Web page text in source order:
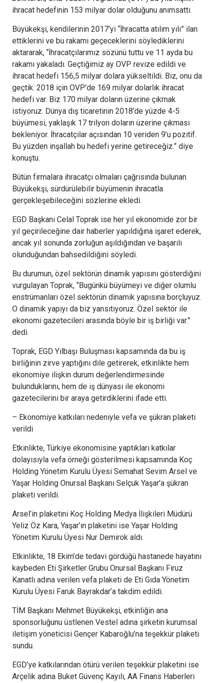
ihracat hedefinin 153 milyar dolar olduğunu anımsattı.
Büyükekşi, kendilerinin 2017’yi “İhracatta atılım yılı” ilan
ettiklerini ve bu rakamı geçeceklerini söylediklerini
aktararak, “İhracatçılarımız sözünü tuttu ve 11 ayda bu
rakamı yakaladı. Geçtiğimiz ay OVP revize edildi ve
ihracat hedefi 156,5 milyar dolara yükseltildi. Biz, onu da
geçtik. 2018 için OVP’de 169 milyar dolarlık ihracat
hedefi var. Biz 170 milyar doların üzerine çıkmak
istiyoruz. Dünya dış ticaretinin 2018’de yüzde 4-5
büyümesi, yaklaşık 17 trilyon doların üzerine çıkması
bekleniyor. İhracatçılar açısından 10 veriden 9’u pozitif.
Bu yüzden inşallah bu hedefi yerine getireceğiz.” diye
konuştu.
Bütün firmalara ihracatçı olmaları çağrısında bulunan
Büyükekşi, sürdürülebilir büyümenin ihracatla
gerçekleşebileceğini sözlerine ekledi.
EGD Başkanı Celal Toprak ise her yıl ekonomide zor bir
yıl geçirileceğine dair haberler yapıldığına işaret ederek,
ancak yıl sonunda zorluğun aşıldığından ve başarılı
olunduğundan bahsedildiğini söyledi.
Bu durumun, özel sektörün dinamik yapısını gösterdiğini
vurgulayan Toprak, “Bugünkü büyümeyi ve diğer olumlu
enstrümanları özel sektörün dinamik yapısına borçluyuz.
O dinamik yapıyı da biz yansıtıyoruz. Özel sektör ile
ekonomi gazetecileri arasında böyle bir iş birliği var.”
dedi.
Toprak, EGD Yılbaşı Buluşması kapsamında da bu iş
birliğinin zirve yaptığını dile getirerek, etkinlikte hem
ekonomiye ilişkin durum değerlendirmesinde
bulunduklarını, hem de iş dünyası ile ekonomi
gazetecilerini bir araya getirdiklerini ifade etti.
– Ekonomiye katkıları nedeniyle vefa ve şükran plaketi
verildi
Etkinlikte, Türkiye ekonomisine yaptıkları katkılar
dolayısıyla vefa örneği gösterilmesi kapsamında Koç
Holding Yönetim Kurulu Üyesi Semahat Sevim Arsel ve
Yaşar Holding Onursal Başkanı Selçuk Yaşar’a şükran
plaketi verildi.
Arsel’in plaketini Koç Holding Medya İlişkileri Müdürü
Yeliz Öz Kara, Yaşar’ın plaketini ise Yaşar Holding
Yönetim Kurulu Üyesi Nur Demirok aldı.
Etkinlikte, 18 Ekim’de tedavi gördüğü hastanede hayatını
kaybeden Eti Şirketler Grubu Onursal Başkanı Firuz
Kanatlı adına verilen vefa plaketi de Eti Gıda Yönetim
Kurulu Üyesi Faruk Bayrakdar’a takdim edildi.
TİM Başkanı Mehmet Büyükekşi, etkinliğin ana
sponsorluğunu üstlenen Vestel adına şirketin kurumsal
iletişim yöneticisi Gençer Kabaroğlu’na teşekkür plaketi
sundu.
EGD’ye katkılarından ötürü verilen teşekkür plaketini ise
Arçelik adına Buket Güvenç Kayılı, AA Finans Haberleri